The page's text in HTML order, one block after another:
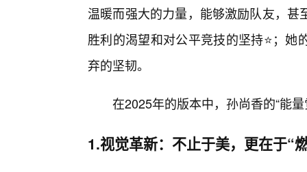
温暖而强大的力量，能够激励队友，
胜利的渴望和对公平竞技的坚持⭐；
弃的坚韧。
在2025年的版本中，孙尚香的“能
1.视觉革新：不止于美，更在于“